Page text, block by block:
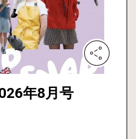
年8月号